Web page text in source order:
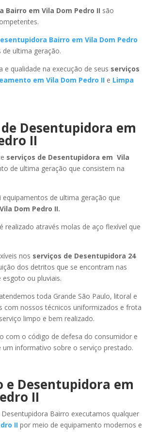
Bairro em Vila Dom Pedro II são
Bairro em Vila Dom Pedro
ultima geração.
qualidade na execução de seus serviços
em Vila Dom Pedro IIe Limpa
Desentupidora em
II
serviços de Desentupidora em Vila
de ultima geração que consistem na
equipamentos de ultima geração que
Dom Pedro II.
é realizado através molas de aço flexível que
nos serviços de Desentupidora 24
dos detritos que se encontram nas
ou pluviais.
atendemos toda Grande São Paulo, litoral e
com nossos técnicos uniformizados e frota
limpo e bem realizado.
com o código de defesa do consumidor e
um informativo sobre o serviço prestado.
e Desentupidora em
II
Bairro executamos qualquer
IIpor meio de equipamento modernos e